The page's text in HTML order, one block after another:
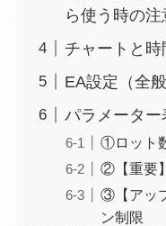
ら使う時の注
チャートと時
EA設定（全般
パラメータ
①ロット
②【重要
③【アッ
ン制限